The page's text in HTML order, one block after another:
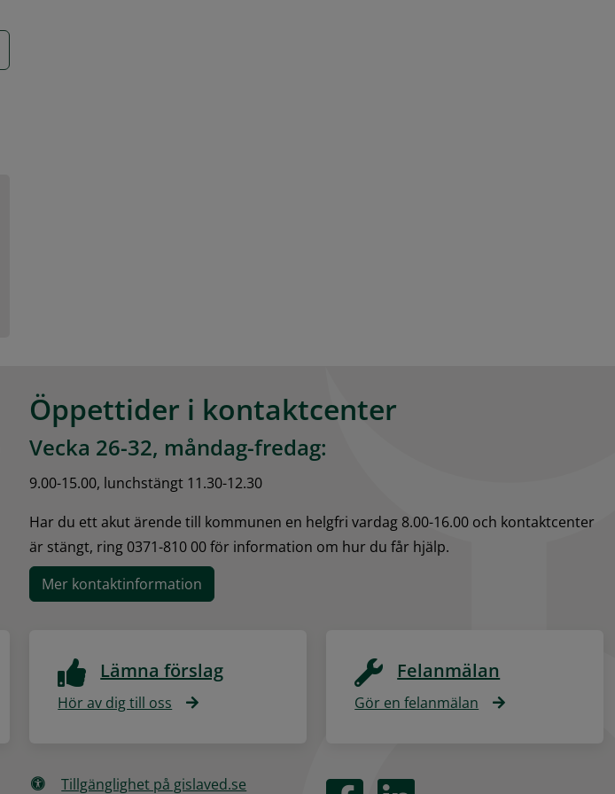
Öppettider i kontaktcenter
Vecka 26-32, måndag-fredag:
9.00-15.00, lunchstängt 11.30-12.30
Har du ett akut ärende till kommunen en helgfri vardag 8.00-16.00 och kontaktcenter
är stängt, ring 0371-810 00 för information om hur du får hjälp.
Mer kontaktinformation
Lämna förslag
Hör av dig till oss
Felanmälan
Gör en felanmälan
Tillgänglighet på gislaved.se